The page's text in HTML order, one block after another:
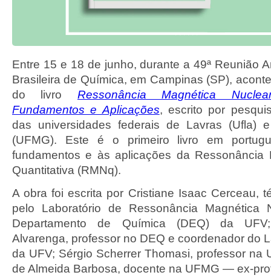
Entre 15 e 18 de junho, durante a 49ª Reunião
Brasileira de Química, em Campinas (SP),
do livro Ressonância Magnética
Fundamentos e Aplicações, escrito por
das universidades federais de Lavras (Ufla)
(UFMG). Este é o primeiro livro em
fundamentos e às aplicações da Ressonância
Quantitativa (RMNq).
A obra foi escrita por Cristiane Isaac Cerceau,
pelo Laboratório de Ressonância Magnética
Departamento de Química (DEQ) da
Alvarenga, professor no DEQ e coordenador do
da UFV; Sérgio Scherrer Thomasi, professor na
de Almeida Barbosa, docente na UFMG — ex-